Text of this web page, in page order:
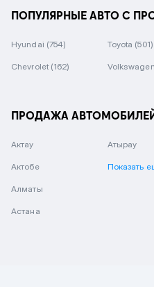
ПОПУЛЯРНЫЕ АВТО С
Hyundai (754) Toyota (501)
Chevrolet (162) Volkswagen
ПРОДАЖА
Актау
Актобе
Алматы
Астана
Атырау
Показать